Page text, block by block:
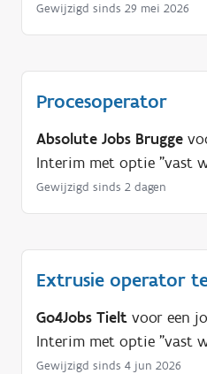
Gewijzigd sinds 29 mei 2026
Procesoperator
Absolute Jobs Brugge
Interim met optie "vast
Gewijzigd sinds 2 dagen
Extrusie operator
Go4Jobs Tielt voor een
Interim met optie "vast
Gewijzigd sinds 4 jun 2026